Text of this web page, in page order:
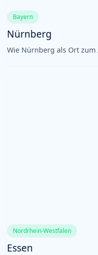
Bayern
Nürnberg
Wie Nürnberg als Ort
Nordrhein-Westfalen
Essen